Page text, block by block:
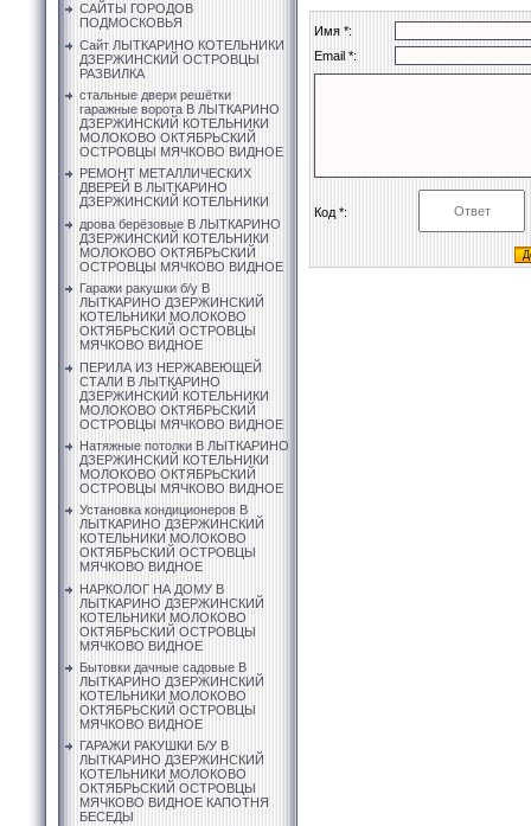
САЙТЫ ГОРОДОВ
ПОДМОСКОВЬЯ
Сайт ЛЫТКАРИНО КОТЕЛЬНИКИ
ДЗЕРЖИНСКИЙ ОСТРОВЦЫ
РАЗВИЛКА
стальные двери решётки
гаражные ворота В ЛЫТКАРИНО
ДЗЕРЖИНСКИЙ КОТЕЛЬНИКИ
МОЛОКОВО ОКТЯБРЬСКИЙ
ОСТРОВЦЫ МЯЧКОВО ВИДНОЕ
РЕМОНТ МЕТАЛЛИЧЕСКИХ
ДВЕРЕЙ В ЛЫТКАРИНО
ДЗЕРЖИНСКИЙ КОТЕЛЬНИКИ
дрова берёзовые В ЛЫТКАРИНО
ДЗЕРЖИНСКИЙ КОТЕЛЬНИКИ
МОЛОКОВО ОКТЯБРЬСКИЙ
ОСТРОВЦЫ МЯЧКОВО ВИДНОЕ
Гаражи ракушки б/у В
ЛЫТКАРИНО ДЗЕРЖИНСКИЙ
КОТЕЛЬНИКИ МОЛОКОВО
ОКТЯБРЬСКИЙ ОСТРОВЦЫ
МЯЧКОВО ВИДНОЕ
ПЕРИЛА ИЗ НЕРЖАВЕЮЩЕЙ
СТАЛИ В ЛЫТКАРИНО
ДЗЕРЖИНСКИЙ КОТЕЛЬНИКИ
МОЛОКОВО ОКТЯБРЬСКИЙ
ОСТРОВЦЫ МЯЧКОВО ВИДНОЕ
Натяжные потолки В ЛЫТКАРИНО
ДЗЕРЖИНСКИЙ КОТЕЛЬНИКИ
МОЛОКОВО ОКТЯБРЬСКИЙ
ОСТРОВЦЫ МЯЧКОВО ВИДНОЕ
Установка кондиционеров В
ЛЫТКАРИНО ДЗЕРЖИНСКИЙ
КОТЕЛЬНИКИ МОЛОКОВО
ОКТЯБРЬСКИЙ ОСТРОВЦЫ
МЯЧКОВО ВИДНОЕ
НАРКОЛОГ НА ДОМУ В
ЛЫТКАРИНО ДЗЕРЖИНСКИЙ
КОТЕЛЬНИКИ МОЛОКОВО
ОКТЯБРЬСКИЙ ОСТРОВЦЫ
МЯЧКОВО ВИДНОЕ
Бытовки дачные садовые В
ЛЫТКАРИНО ДЗЕРЖИНСКИЙ
КОТЕЛЬНИКИ МОЛОКОВО
ОКТЯБРЬСКИЙ ОСТРОВЦЫ
МЯЧКОВО ВИДНОЕ
ГАРАЖИ РАКУШКИ Б/У В
ЛЫТКАРИНО ДЗЕРЖИНСКИЙ
КОТЕЛЬНИКИ МОЛОКОВО
ОКТЯБРЬСКИЙ ОСТРОВЦЫ
МЯЧКОВО ВИДНОЕ КАПОТНЯ
БЕСЕДЫ
Имя *:
Email *:
Код *: